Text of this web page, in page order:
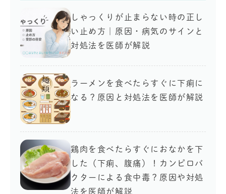
しゃっくりが止まらない時の正し
い止め方｜原因・病気のサインと
対処法を医師が解説
ラーメンを食べたらすぐに下痢に
なる？原因と対処法を医師が解説
鶏肉を食べたらすぐにおなかを下
した（下痢、腹痛）！カンピロバ
クターによる食中毒？原因や対処
法を医師が解説